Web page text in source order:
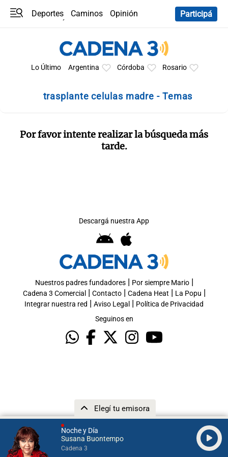
Noche y Día
Susana Buontempo
Cadena 3
Elegí tu emisora
Deportes Caminos
Opinión
Participá
Lo Último Argentina Córdoba Rosario
trasplante celulas madre - Temas
Por favor intente realizar la búsqueda más
tarde.
Descargá nuestra App
Nuestros padres fundadores| Por siempre Mario|
Cadena 3 Comercial | Contacto| Cadena Heat | La Popu |
Integrar nuestra red | Aviso Legal | Política de Privacidad
Seguinos en